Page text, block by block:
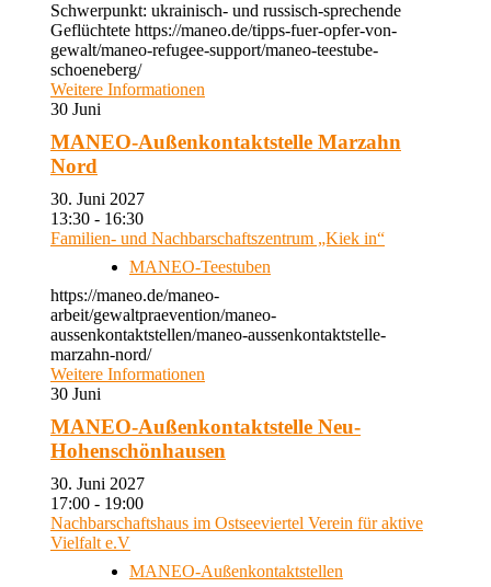
Schwerpunkt: ukrainisch- und russisch-sprechende
Geflüchtete https://maneo.de/tipps-fuer-opfer-von-
gewalt/maneo-refugee-support/maneo-teestube-
schoeneberg/
Weitere Informationen
30 Juni
MANEO-Außenkontaktstelle Marzahn
Nord
30. Juni 2027
13:30 - 16:30
Familien- und Nachbarschaftszentrum „Kiek in“
MANEO-Teestuben
https://maneo.de/maneo-
arbeit/gewaltpraevention/maneo-
aussenkontaktstellen/maneo-aussenkontaktstelle-
marzahn-nord/
Weitere Informationen
30 Juni
MANEO-Außenkontaktstelle Neu-
Hohenschönhausen
30. Juni 2027
17:00 - 19:00
Nachbarschaftshaus im Ostseeviertel Verein für aktive
Vielfalt e.V
MANEO-Außenkontaktstellen